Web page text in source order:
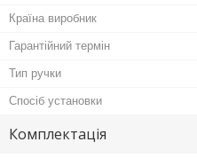
Країна виробник
Гарантійний термін
Тип ручки
Спосіб установки
Комплектація